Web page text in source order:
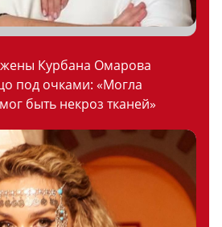
Курбана Омарова
под очками: «Могла
быть некроз тканей»